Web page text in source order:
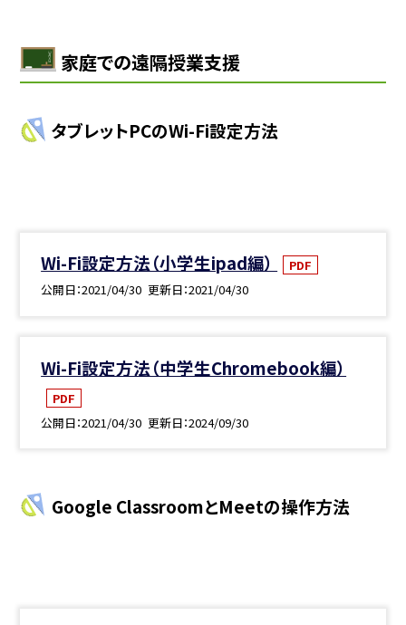
家庭での遠隔授業支援
タブレットPCのWi-Fi設定方法
Wi-Fi設定方法（小学生ipad編）
PDF
公開日 2021/04/30 更新日 2021/04/30
Wi-Fi設定方法（中学生Chromebook編）
PDF
公開日 2021/04/30 更新日 2024/09/30
Google ClassroomとMeetの操作方法